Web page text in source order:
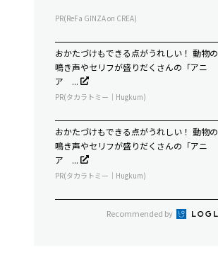
PR(ReFa GINZA on CREA)
おかたづけもできる点がうれしい！ 動物の
鳴き声やセリフが盛りだくさんの「アニ
ア ...
PR(タカラトミー｜Hugkum)
おかたづけもできる点がうれしい！ 動物の
鳴き声やセリフが盛りだくさんの「アニ
ア ...
PR(タカラトミー｜Hugkum)
Recommended by